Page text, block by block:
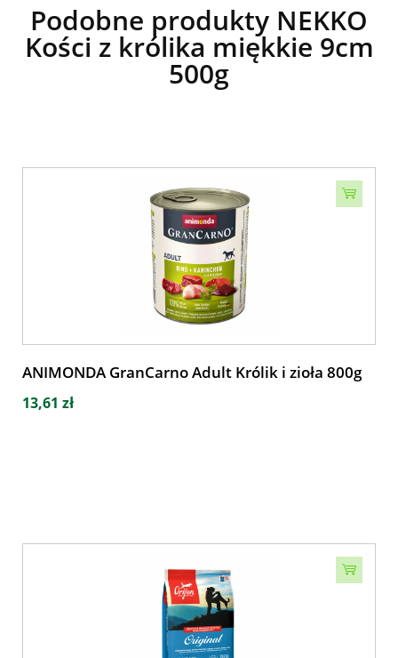
Podobne produkty NEKKO
Kości z królika miękkie 9cm
500g
ANIMONDA GranCarno Adult Królik i zioła 800g
13,61 zł